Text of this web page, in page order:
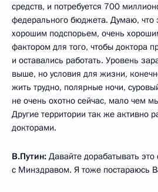
средств, и потребуется 700
федерального бюджета. Думаю, что
хорошим подспорьем, очень
фактором для того, чтобы доктора
и оставались работать. Уровень
выше, но условия для жизни,
жить трудно, полярные ночи,
не очень охотно сейчас, мало чем
Другие территории так же активно
докторами.
В.Путин: Давайте дорабатывать
с Минздравом. Я тоже постараюсь